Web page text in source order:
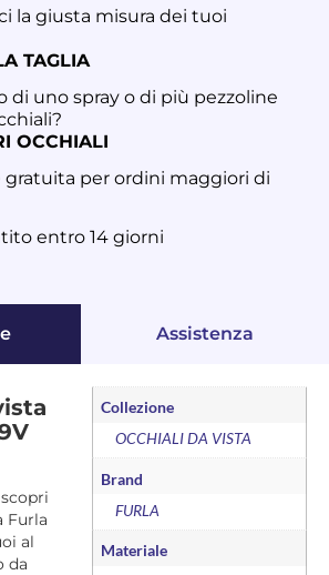
la giusta misura dei tuoi
TAGLIA
di uno spray o di più pezzoline
OCCHIALI
gratuita per ordini maggiori di
entro 14 giorni
Assistenza
Furla
al
da
Collezione
OCCHIALI DA VISTA
Brand
FURLA
Materiale